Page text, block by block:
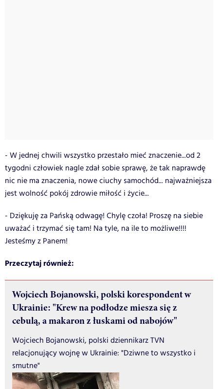
- W jednej chwili wszystko przestało mieć znaczenie...od 2
tygodni człowiek nagle zdał sobie sprawę, że tak naprawdę
nic nie ma znaczenia, nowe ciuchy samochód... najważniejsza
jest wolność pokój zdrowie miłość i życie...
- Dziękuję za Pańską odwagę! Chylę czoła! Proszę na siebie
uważać i trzymać się tam! Na tyle, na ile to możliwe!!!!
Jesteśmy z Panem!
Przeczytaj również:
Wojciech Bojanowski, polski korespondent w
Ukrainie: "Krew na podłodze miesza się z
cebulą, a makaron z łuskami od nabojów"
Wojciech Bojanowski, polski dziennikarz TVN
relacjonujący wojnę w Ukrainie: "Dziwne to wszystko i
smutne"